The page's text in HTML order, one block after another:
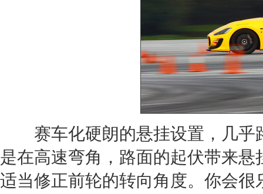
赛车化硬朗的悬挂设置，几乎
是在高速弯角，路面的起伏带来
适当修正前轮的转向角度。你会很